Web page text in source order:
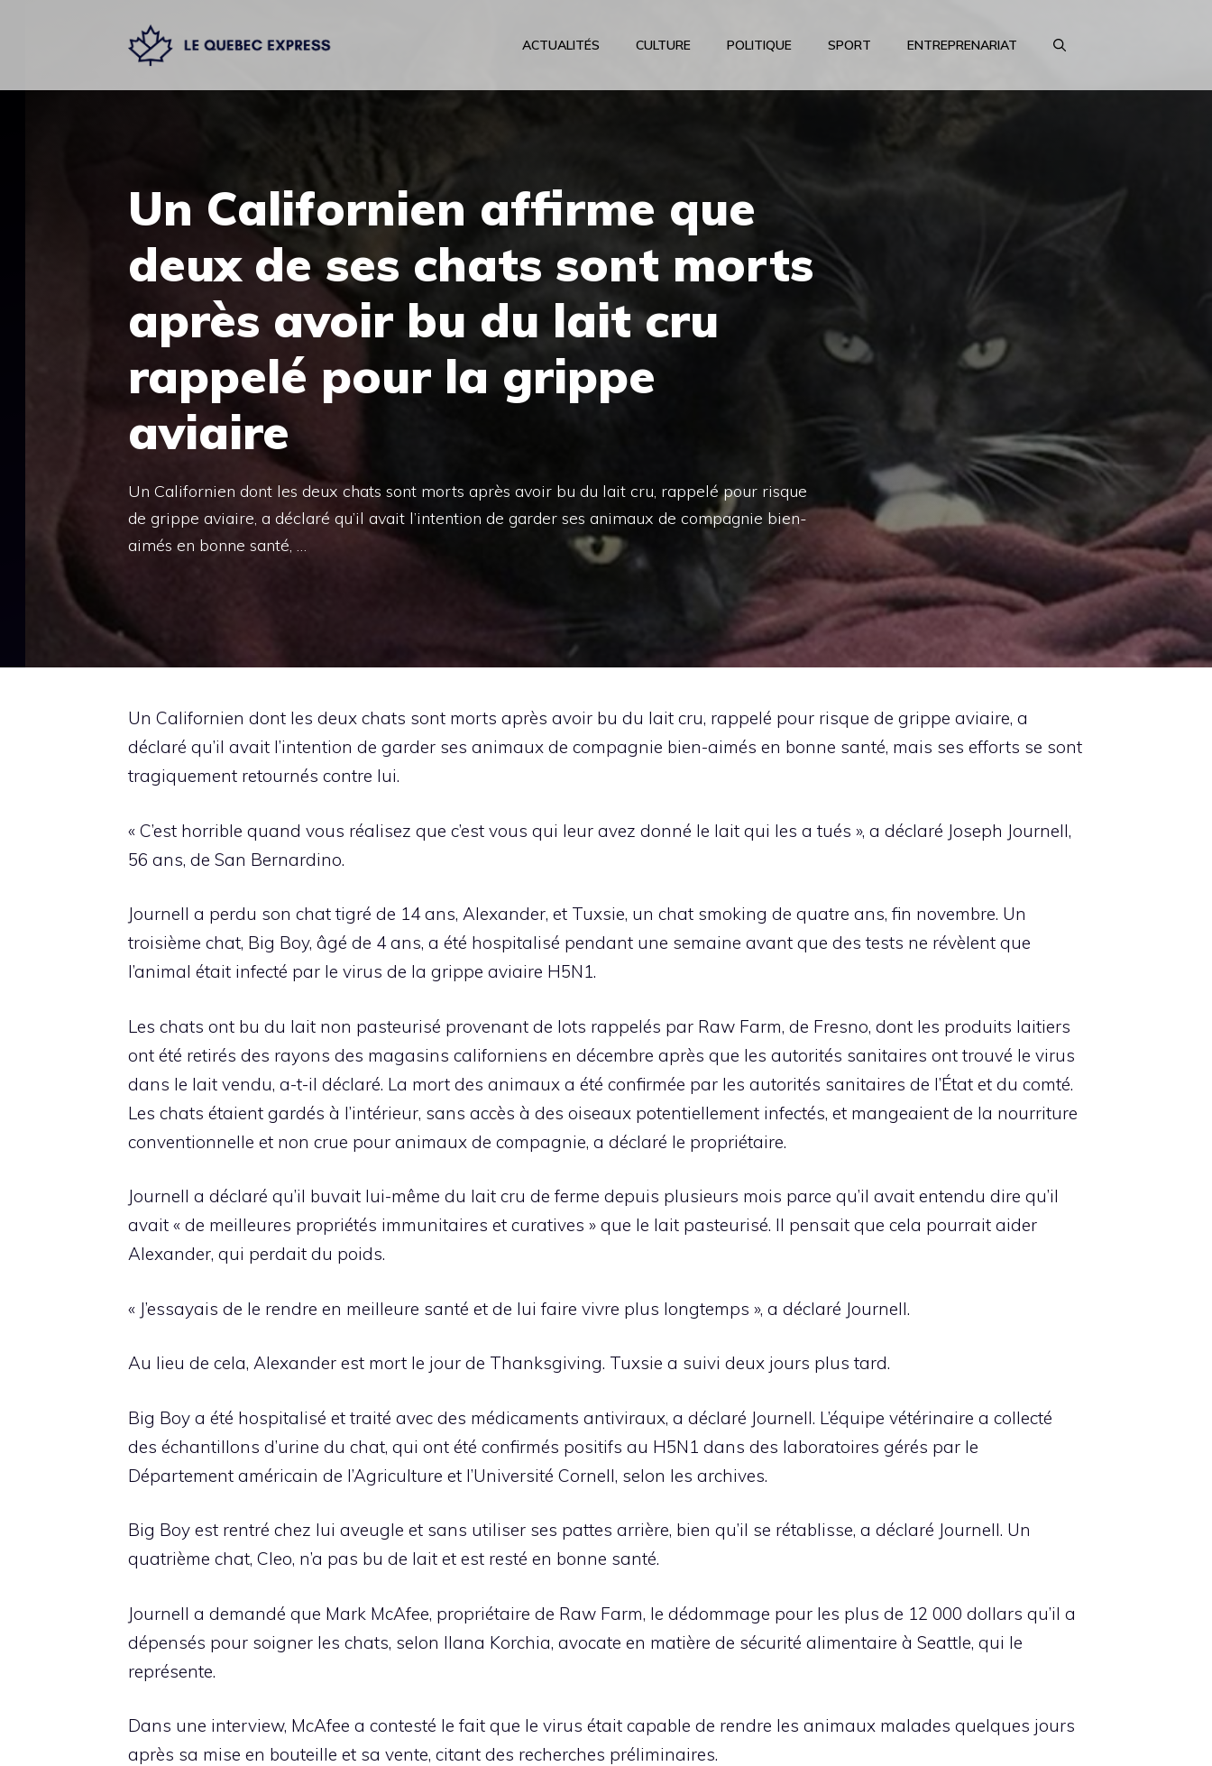
ACTUALITÉS CULTURE POLITIQUE SPORT ENTREPRENARIAT
Un Californien affirme que
deux de ses chats sont morts
après avoir bu du lait cru
rappelé pour la grippe
aviaire
Un Californien dont les deux chats sont morts après avoir bu du lait cru, rappelé pour risque
de grippe aviaire, a déclaré qu’il avait l’intention de garder ses animaux de compagnie bien-
aimés en bonne santé, …
Un Californien dont les deux chats sont morts après avoir bu du lait cru, rappelé pour risque de grippe aviaire, a
déclaré qu’il avait l’intention de garder ses animaux de compagnie bien-aimés en bonne santé, mais ses efforts se sont
tragiquement retournés contre lui.
« C’est horrible quand vous réalisez que c’est vous qui leur avez donné le lait qui les a tués », a déclaré Joseph Journell,
56 ans, de San Bernardino.
Journell a perdu son chat tigré de 14 ans, Alexander, et Tuxsie, un chat smoking de quatre ans, fin novembre. Un
troisième chat, Big Boy, âgé de 4 ans, a été hospitalisé pendant une semaine avant que des tests ne révèlent que
l’animal était infecté par le virus de la grippe aviaire H5N1.
Les chats ont bu du lait non pasteurisé provenant de lots rappelés par Raw Farm, de Fresno, dont les produits laitiers
ont été retirés des rayons des magasins californiens en décembre après que les autorités sanitaires ont trouvé le virus
dans le lait vendu, a-t-il déclaré. La mort des animaux a été confirmée par les autorités sanitaires de l’État et du comté.
Les chats étaient gardés à l’intérieur, sans accès à des oiseaux potentiellement infectés, et mangeaient de la nourriture
conventionnelle et non crue pour animaux de compagnie, a déclaré le propriétaire.
Journell a déclaré qu’il buvait lui-même du lait cru de ferme depuis plusieurs mois parce qu’il avait entendu dire qu’il
avait « de meilleures propriétés immunitaires et curatives » que le lait pasteurisé. Il pensait que cela pourrait aider
Alexander, qui perdait du poids.
« J’essayais de le rendre en meilleure santé et de lui faire vivre plus longtemps », a déclaré Journell.
Au lieu de cela, Alexander est mort le jour de Thanksgiving. Tuxsie a suivi deux jours plus tard.
Big Boy a été hospitalisé et traité avec des médicaments antiviraux, a déclaré Journell. L’équipe vétérinaire a collecté
des échantillons d’urine du chat, qui ont été confirmés positifs au H5N1 dans des laboratoires gérés par le
Département américain de l’Agriculture et l’Université Cornell, selon les archives.
Big Boy est rentré chez lui aveugle et sans utiliser ses pattes arrière, bien qu’il se rétablisse, a déclaré Journell. Un
quatrième chat, Cleo, n’a pas bu de lait et est resté en bonne santé.
Journell a demandé que Mark McAfee, propriétaire de Raw Farm, le dédommage pour les plus de 12 000 dollars qu’il a
dépensés pour soigner les chats, selon Ilana Korchia, avocate en matière de sécurité alimentaire à Seattle, qui le
représente.
Dans une interview, McAfee a contesté le fait que le virus était capable de rendre les animaux malades quelques jours
après sa mise en bouteille et sa vente, citant des recherches préliminaires.